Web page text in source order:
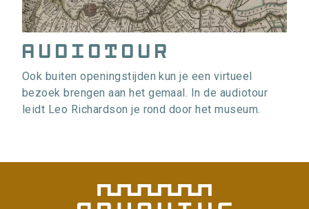
Audiotour
Ook buiten openingstijden kun je een virtueel
bezoek brengen aan het gemaal. In de audiotour
leidt Leo Richardson je rond door het museum.